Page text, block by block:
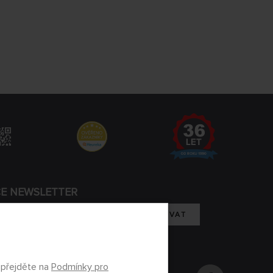
NEWSLETTER
REGISTROVAT
na Podmínky pro